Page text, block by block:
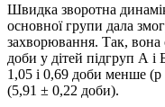
Швидка зворотна
основної групи дала
захворювання. Так, вона
доби у дітей підгруп А і
1,05 і 0,69 доби менше (р
(5,91 ± 0,22 доби).